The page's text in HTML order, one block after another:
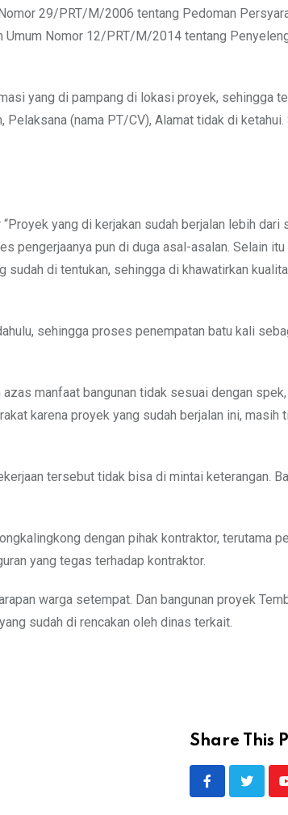
29/PRT/M/2006 tentang Pedoman
Umum Nomor 12/PRT/M/2014 tentang
yang di pampang di lokasi proyek, sehingga
Pelaksana (nama PT/CV), Alamat tidak di ketahui.
yang di kerjakan sudah berjalan lebih dari
pengerjaanya pun di duga asal-asalan. Selain itu
di tentukan, sehingga di khawatirkan
sehingga proses penempatan batu kali
manfaat bangunan tidak sesuai dengan spek,
karena proyek yang sudah berjalan ini, masih
tersebut tidak bisa di mintai keterangan.
dengan pihak kontraktor, terutama
yang tegas terhadap kontraktor.
warga setempat. Dan bangunan proyek
sudah di rencakan oleh dinas terkait.
Share This